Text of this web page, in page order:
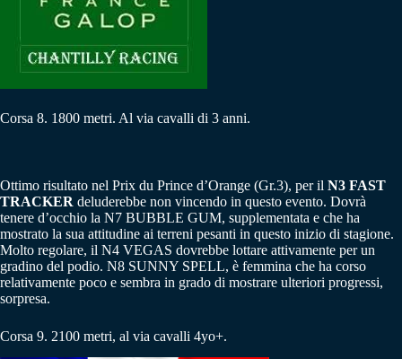
Corsa 8. 1800 metri. Al via cavalli di 3 anni.
Ottimo risultato nel Prix du Prince d’Orange (Gr.3), per il N3 FAST
TRACKER deluderebbe non vincendo in questo evento. Dovrà
tenere d’occhio la N7 BUBBLE GUM, supplementata e che ha
mostrato la sua attitudine ai terreni pesanti in questo inizio di stagione.
Molto regolare, il N4 VEGAS dovrebbe lottare attivamente per un
gradino del podio. N8 SUNNY SPELL, è femmina che ha corso
relativamente poco e sembra in grado di mostrare ulteriori progressi,
sorpresa.
Corsa 9. 2100 metri, al via cavalli 4yo+.